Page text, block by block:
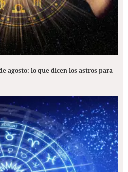
agosto: lo que dicen los astros para